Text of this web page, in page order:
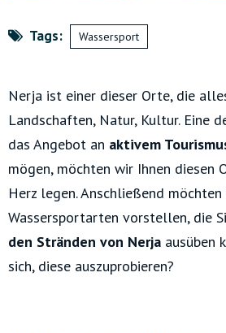
Tags: Wassersport
Nerja ist einer dieser Orte, die
Landschaften, Natur, Kultur. Eine
das Angebot an aktivem
mögen, möchten wir Ihnen diesen
Herz legen. Anschließend
Wassersportarten vorstellen, die
den Stränden von Nerja ausüben
sich, diese auszuprobieren?